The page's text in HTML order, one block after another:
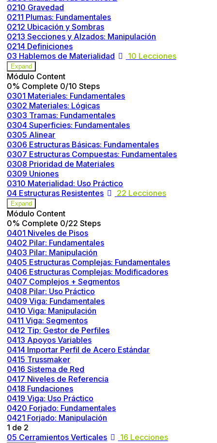
0210 Gravedad
0211 Plumas: Fundamentales
0212 Ubicación y Sombras
0213 Secciones y Alzados: Manipulación
0214 Definiciones
03 Hablemos de Materialidad
10 Lecciones
Expand
Módulo Content
0% Complete 0/10 Steps
0301 Materiales: Fundamentales
0302 Materiales: Lógicas
0303 Tramas: Fundamentales
0304 Superficies: Fundamentales
0305 Alinear
0306 Estructuras Básicas: Fundamentales
0307 Estructuras Compuestas: Fundamentales
0308 Prioridad de Materiales
0309 Uniones
0310 Materialidad: Uso Práctico
04 Estructuras Resistentes
22 Lecciones
Expand
Módulo Content
0% Complete 0/22 Steps
0401 Niveles de Pisos
0402 Pilar: Fundamentales
0403 Pilar: Manipulación
0405 Estructuras Complejas: Fundamentales
0406 Estructuras Complejas: Modificadores
0407 Complejos + Segmentos
0408 Pilar: Uso Práctico
0409 Viga: Fundamentales
0410 Viga: Manipulación
0411 Viga: Segmentos
0412 Tip: Gestor de Perfiles
0413 Apoyos Variables
0414 Importar Perfil de Acero Estándar
0415 Trussmaker
0416 Sistema de Red
0417 Niveles de Referencia
0418 Fundaciones
0419 Viga: Uso Práctico
0420 Forjado: Fundamentales
0421 Forjado: Manipulación
1 de 2
05 Cerramientos Verticales
16 Lecciones